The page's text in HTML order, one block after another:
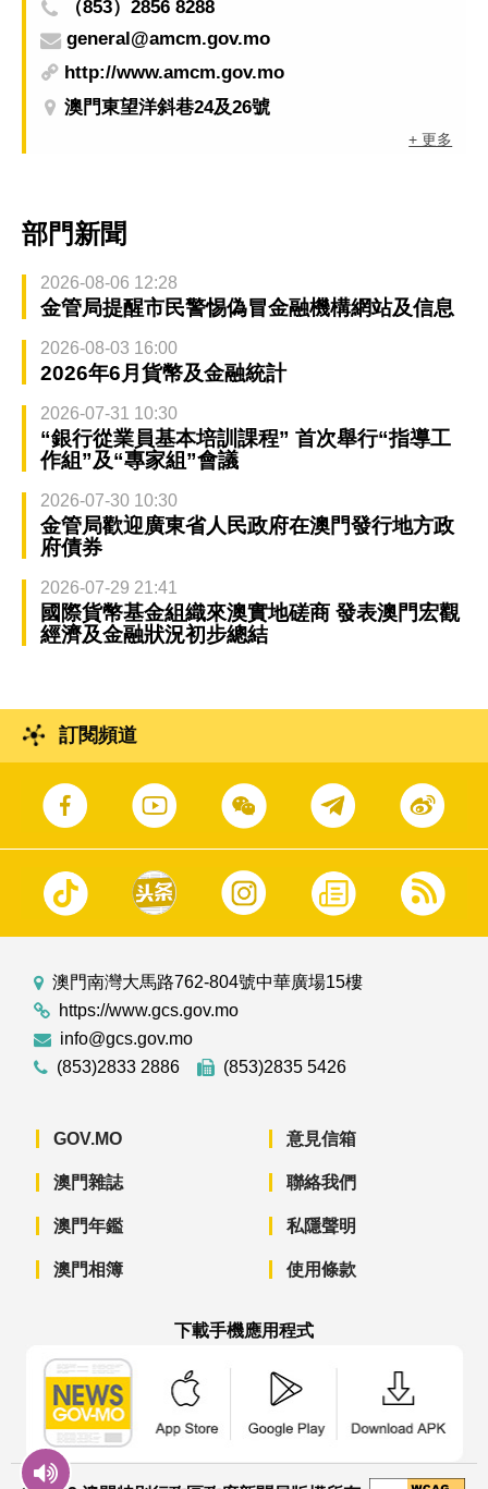
（853）2856 8288
general@amcm.gov.mo
http://www.amcm.gov.mo
澳門東望洋斜巷24及26號
+ 更多
部門新聞
2026-08-06 12:28
金管局提醒市民警惕偽冒金融機構網站及信息
2026-08-03 16:00
2026年6月貨幣及金融統計
2026-07-31 10:30
“銀行從業員基本培訓課程” 首次舉行“指導工
作組”及“專家組”會議
2026-07-30 10:30
金管局歡迎廣東省人民政府在澳門發行地方政
府債券
2026-07-29 21:41
國際貨幣基金組織來澳實地磋商 發表澳門宏觀
經濟及金融狀況初步總結
訂閱頻道
澳門南灣大馬路762-804號中華廣場15樓
https://www.gcs.gov.mo
info@gcs.gov.mo
(853)2833 2886
(853)2835 5426
GOV.MO
澳門雜誌
澳門年鑑
澳門相簿
意見信箱
聯絡我們
私隱聲明
使用條款
下載手機應用程式